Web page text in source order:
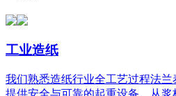
工业造纸
我们熟悉造纸行业全工艺过程法
提供安全与可靠的起重设备。从